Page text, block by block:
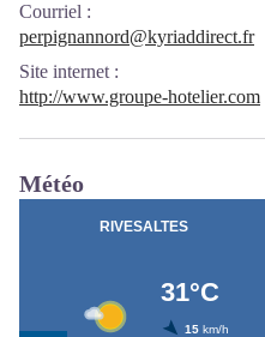
Courriel :
perpignannord@kyriaddirect.fr
Site internet :
http://www.groupe-hotelier.com
Météo